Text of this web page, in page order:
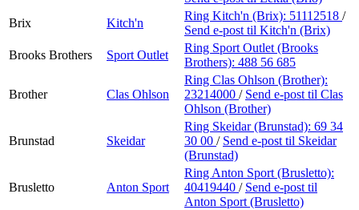
Brix
Kitch'n
Ring Kitch'n (Brix): 51112518 /
Send e-post til Kitch'n (Brix)
Brooks Brothers
Sport Outlet
Ring Sport Outlet (Brooks
Brothers): 488 56 685
Brother Clas Ohlson
Ring Clas Ohlson (Brother):
23214000 / Send e-post til Clas
Ohlson (Brother)
Brunstad Skeidar
Ring Skeidar (Brunstad): 69 34
30 00 / Send e-post til Skeidar
(Brunstad)
Brusletto Anton Sport
Ring Anton Sport (Brusletto):
40419440 / Send e-post til
Anton Sport (Brusletto)